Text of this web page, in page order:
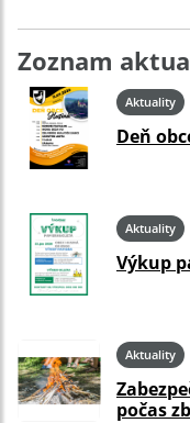
Zoznam
Aktuality
Deň
Aktuality
Výkup
Aktuality
počas